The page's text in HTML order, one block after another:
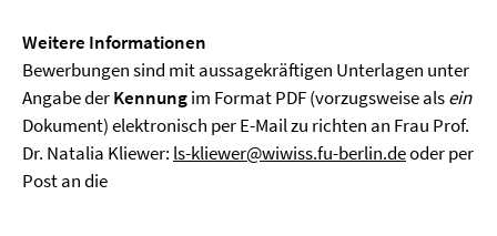
Weitere Informationen
Bewerbungen sind mit aussagekräftigen Unterlagen unter
Angabe derKennungim Format PDF (vorzugsweise alsein
Dokument) elektronisch per E-Mail zu richten an Frau Prof.
Dr. Natalia Kliewer: ls-kliewer@wiwiss.fu-berlin.deoder per
Post an die